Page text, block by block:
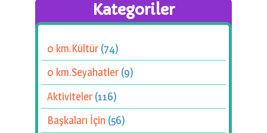
Kategoriler
0 km.Kültür(74)
0 km.Seyahatler(9)
Aktiviteler(116)
Başkaları İçin (56)